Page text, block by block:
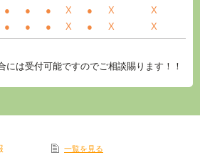
● ● ● X ● X
X
● ● ● X ● X X
には受付可能ですのでご相談賜ります！！
一覧を見る